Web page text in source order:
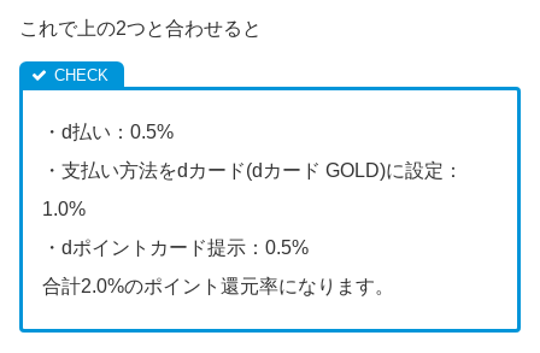
これで上の2つと合わせると
・d払い：0.5%
・支払い方法をdカード(dカード GOLD)に設定：
1.0%
・dポイントカード提示：0.5%
合計2.0%のポイント還元率になります。